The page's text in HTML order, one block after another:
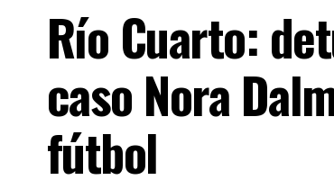
Río Cuarto:
caso Nora
fútbol